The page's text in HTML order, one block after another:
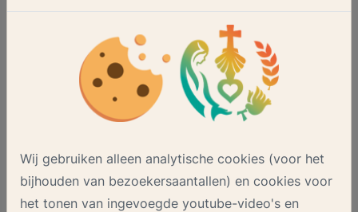
Wij gebruiken alleen analytische cookies (voor het
bijhouden van bezoekersaantallen) en cookies voor
het tonen van ingevoegde youtube-video's en
Ga terug of kies een andere optie via het hoofdmenu.
Ga terug
Onze nieuwsbrief